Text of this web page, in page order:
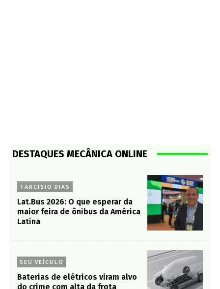
DESTAQUES MECÂNICA ONLINE
TARCISIO DIAS
Lat.Bus 2026: O que esperar da
maior feira de ônibus da América
Latina
SEU VEÍCULO
Baterias de elétricos viram alvo
do crime com alta da frota